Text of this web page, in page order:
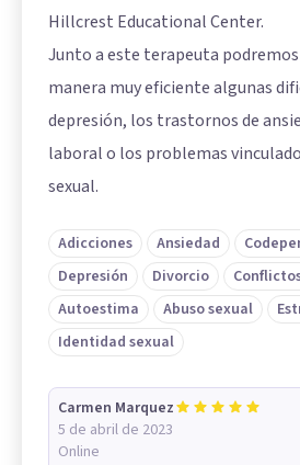
Hillcrest Educational Center.
Junto a este terapeuta
manera muy eficiente algunas
depresión, los trastornos de
laboral o los problemas
sexual.
Adicciones Ansiedad
Depresión
Divorcio
Autoestima
Abuso sexual
Identidad sexual
Carmen Marquez
5 de abril de 2023
Online